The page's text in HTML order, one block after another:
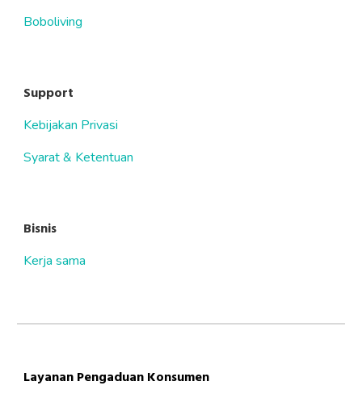
Boboliving
Support
Kebijakan Privasi
Syarat & Ketentuan
Bisnis
Kerja sama
Layanan Pengaduan Konsumen